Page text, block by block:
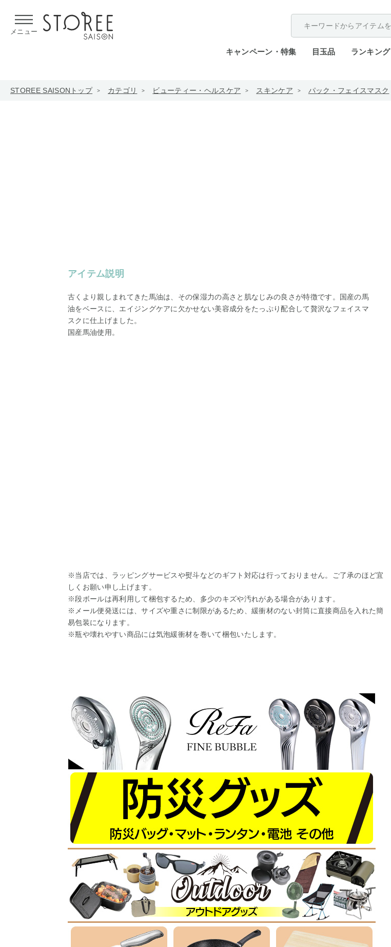
メニュー
キャンペーン・特集 目玉品 ランキング
STOREE SAISONトップ カテゴリ ビューティー・ヘルスケア スキンケア パック・フェイスマスク
アイテム説明
古くより親しまれてきた馬油は、その保湿力の高さと肌なじみの良さが特徴です。国産の馬
油をベースに、エイジングケアに欠かせない美容成分をたっぷり配合して贅沢なフェイスマ
スクに仕上げました。
国産馬油使用。
※当店では、ラッピングサービスや熨斗などのギフト対応は行っておりません。ご了承のほど宜
しくお願い申し上げます。
※段ボールは再利用して梱包するため、多少のキズや汚れがある場合があります。
※メール便発送には、サイズや重さに制限があるため、緩衝材のない封筒に直接商品を入れた簡
易包装になります。
※瓶や壊れやすい商品には気泡緩衝材を巻いて梱包いたします。